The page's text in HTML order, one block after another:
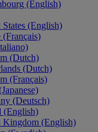
(English)
(English)
(Français)
(Dutch)
(Dutch)
(Français)
(Deutsch)
(English)
Kingdom (English)